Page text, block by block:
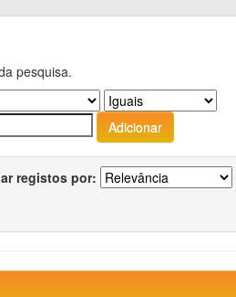
pesquisa.
registos por: